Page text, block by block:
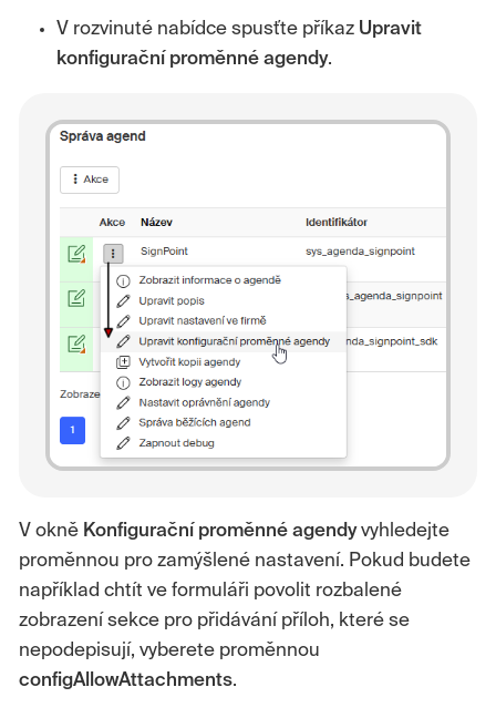
V rozvinuté nabídce spusťte příkaz Upravit
konfigurační proměnné agendy.
V okně Konfigurační proměnné agendyvyhledejte
proměnnou pro zamýšlené nastavení. Pokud budete
například chtít ve formuláři povolit rozbalené
zobrazení sekce pro přidávání příloh, které se
nepodepisují, vyberete proměnnou
configAllowAttachments.